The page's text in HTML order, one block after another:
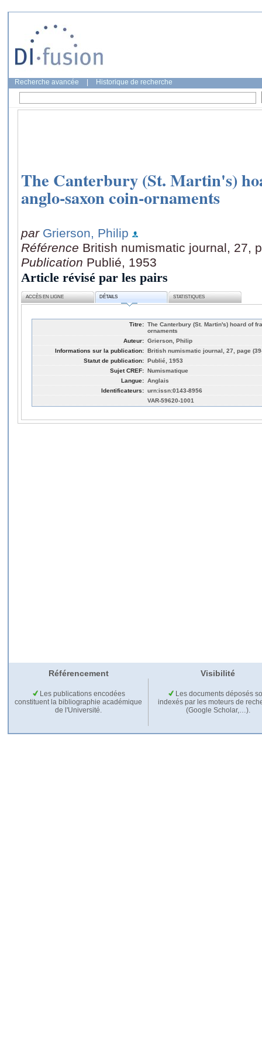
Recherche avancée Historique de recherche
The Canterbury (St. Martin's)
anglo-saxon coin-ornaments
par Grierson, Philip
Référence British numismatic journal, 27,
Publication Publié, 1953
Article révisé par les pairs
ACCÈS EN LIGNE DÉTAILS STATISTIQUES
Titre: The Canterbury (St. Martin's) hoard of
ornaments
Auteur: Grierson, Philip
Informations sur la publication: British numismatic journal, 27, page
Statut de publication: Publié, 1953
Sujet CREF: Numismatique
Langue: Anglais
Identificateurs: urn:issn:0143-8956
VAR-59620-1001
Référencement Visibilité
Les publications encodées
constituent la bibliographie académique
de l'Université.
Les documents déposés
indexés par les moteurs de
(Google Scholar,…).